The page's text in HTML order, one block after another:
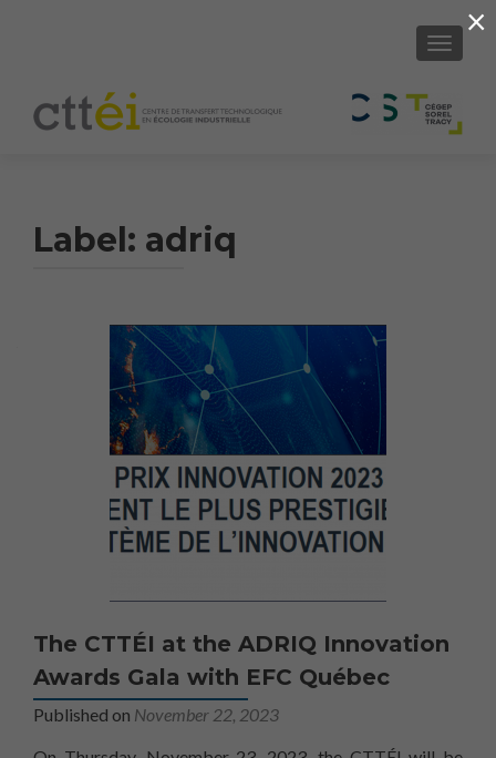
SHOW/
Label: adriq
The CTTÉI at the ADRIQ Innovation
Awards Gala with EFC Québec
Published on November 22, 2023
×